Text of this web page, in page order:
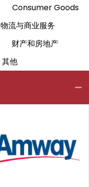
Consumer Goods
物流与商业服务
财产和房地产
其他